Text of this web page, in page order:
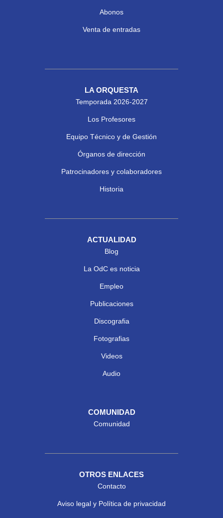
Abonos
Venta de entradas
LA ORQUESTA
Temporada 2026-2027
Los Profesores
Equipo Técnico y de Gestión
Órganos de dirección
Patrocinadores y colaboradores
Historia
ACTUALIDAD
Blog
La OdC es noticia
Empleo
Publicaciones
Discografia
Fotografias
Videos
Audio
COMUNIDAD
Comunidad
OTROS ENLACES
Contacto
Aviso legal y Política de privacidad